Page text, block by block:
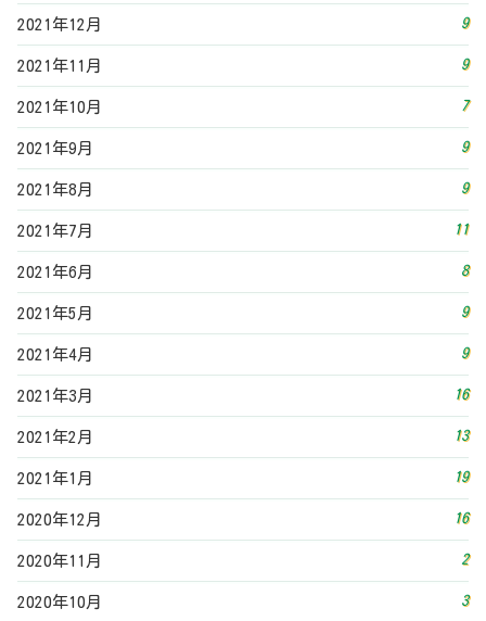
2021年12月 9
2021年11月 9
2021年10月 7
2021年9月 9
2021年8月 9
2021年7月 11
2021年6月 8
2021年5月 9
2021年4月 9
2021年3月 16
2021年2月 13
2021年1月 19
2020年12月 16
2020年11月 2
2020年10月 3